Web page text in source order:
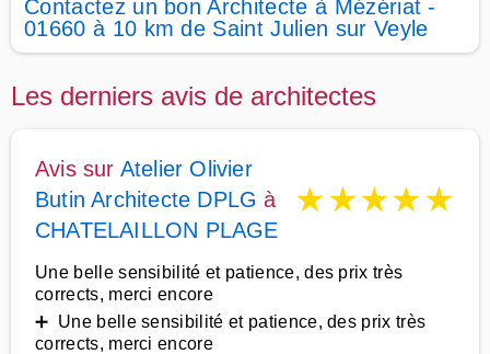
Contactez un bon Architecte à Mézériat -
01660 à 10 km de Saint Julien sur Veyle
Les derniers avis de architectes
Avis sur Atelier Olivier
Butin Architecte DPLG à
CHATELAILLON PLAGE
★★★★★
Une belle sensibilité et patience, des prix très
corrects, merci encore
➕ Une belle sensibilité et patience, des prix très
corrects, merci encore